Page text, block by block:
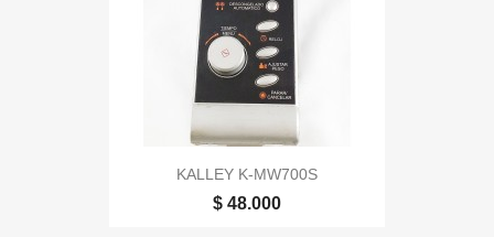
KALLEY K-MW700S
$ 48.000